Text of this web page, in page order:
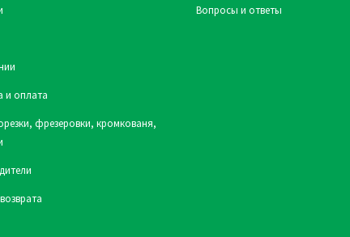
и оплата
фрезеровки, кромкованя,
Вопросы и ответы